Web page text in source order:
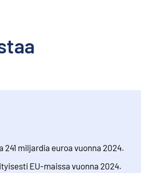
miljardia euroa vuonna 2024.
EU-maissa vuonna 2024.